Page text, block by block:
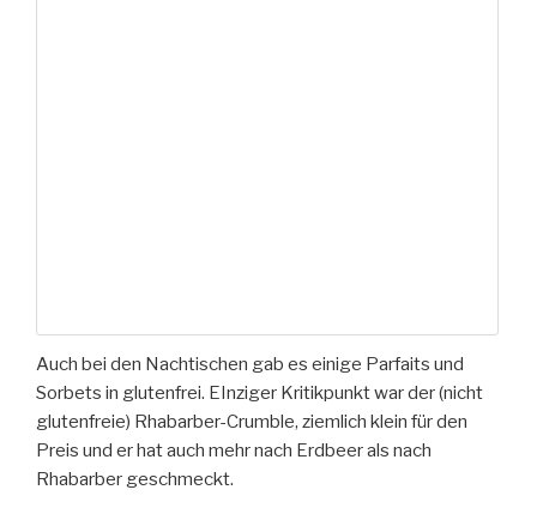
Auch bei den Nachtischen gab es einige Parfaits und
Sorbets in glutenfrei. EInziger Kritikpunkt war der (nicht
glutenfreie) Rhabarber-Crumble, ziemlich klein für den
Preis und er hat auch mehr nach Erdbeer als nach
Rhabarber geschmeckt.